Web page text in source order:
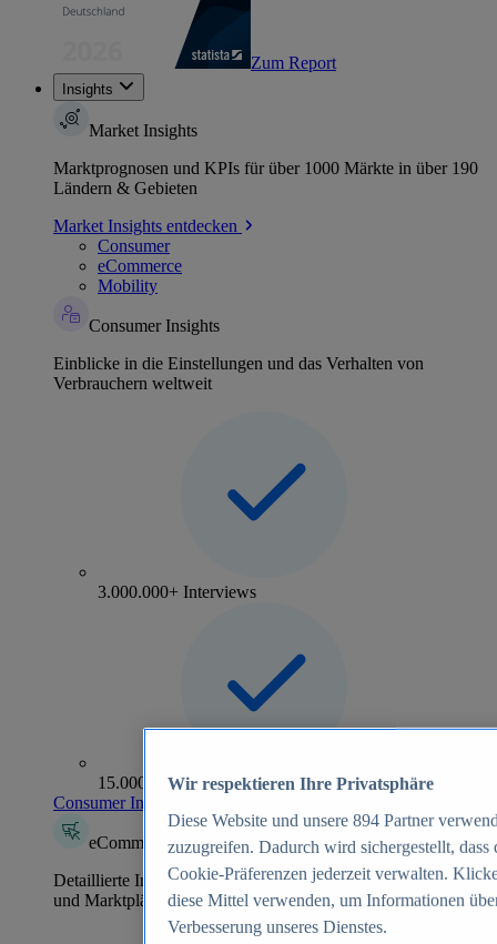
Zum Report
Insights
Market Insights
Marktprognosen und KPIs für über 1000 Märkte in über 190
Ländern & Gebieten
Market Insights entdecken
Consumer
eCommerce
Mobility
Consumer Insights
Einblicke in die Einstellungen und das Verhalten von
Verbrauchern weltweit
3.000.000+ Interviews
15.000+ Marken
Consumer Insights entdecken
eCommerce Insights
Detaillierte Informationen zu mehr als 39.000 Online-Shops
und Marktplätzen
Wir respektieren Ihre Privatsphäre
Diese Website und unsere 894 Partner
zuzugreifen. Dadurch wird sichergestellt,
Cookie-Präferenzen jederzeit verwalten.
diese Mittel verwenden, um Informationen
Verbesserung unseres Dienstes.